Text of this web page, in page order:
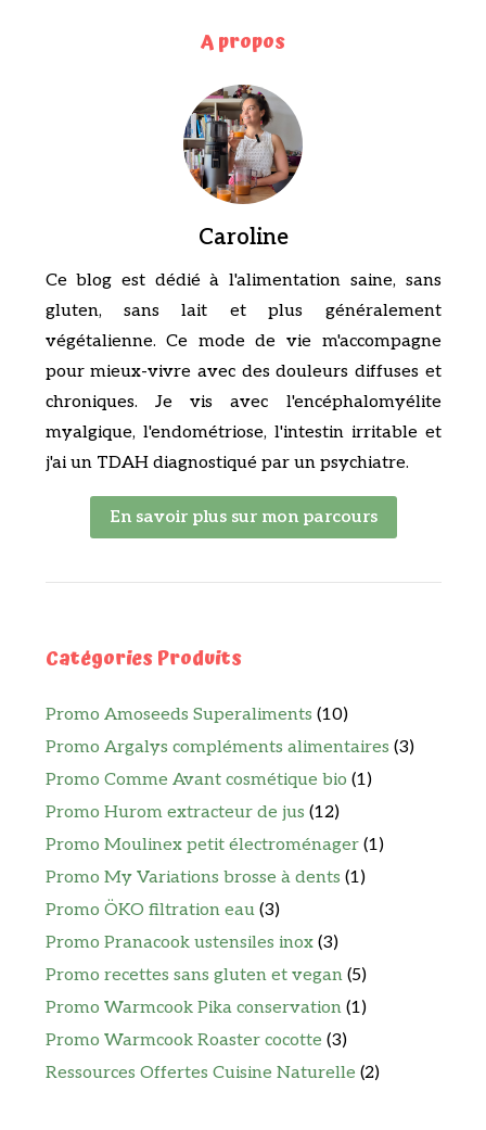
A propos
Caroline
Ce blog est dédié à l'alimentation saine, sans
gluten, sans lait et plus généralement
végétalienne. Ce mode de vie m'accompagne
pour mieux-vivre avec des douleurs diffuses et
chroniques. Je vis avec l'encéphalomyélite
myalgique, l'endométriose, l'intestin irritable et
j'ai un TDAH diagnostiqué par un psychiatre.
En savoir plus sur mon parcours
Catégories Produits
Promo Amoseeds Superaliments (10)
Promo Argalys compléments alimentaires (3)
Promo Comme Avant cosmétique bio (1)
Promo Hurom extracteur de jus (12)
Promo Moulinex petit électroménager (1)
Promo My Variations brosse à dents (1)
Promo ÖKO filtration eau (3)
Promo Pranacook ustensiles inox (3)
Promo recettes sans gluten et vegan (5)
Promo Warmcook Pika conservation (1)
Promo Warmcook Roaster cocotte (3)
Ressources Offertes Cuisine Naturelle (2)